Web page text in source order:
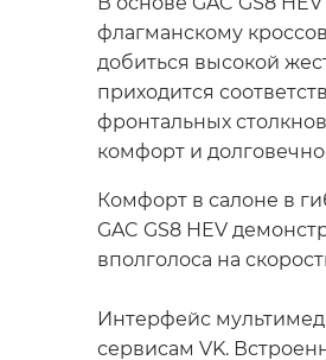
флагманскому
добиться высокой
приходится
фронтальных
комфорт и
Комфорт в салоне в
GAC GS8 HEV
вполголоса на
Интерфейс
сервисам VK.